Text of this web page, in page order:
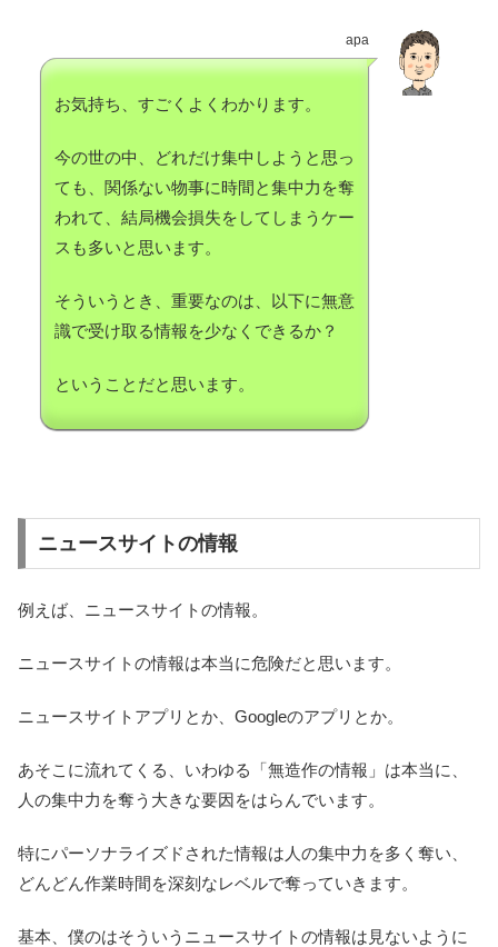
apa
お気持ち、すごくよくわかります。
今の世の中、どれだけ集中しようと思っ
ても、関係ない物事に時間と集中力を奪
われて、結局機会損失をしてしまうケー
スも多いと思います。
そういうとき、重要なのは、以下に無意
識で受け取る情報を少なくできるか？
ということだと思います。
ニュースサイトの情報
例えば、ニュースサイトの情報。
ニュースサイトの情報は本当に危険だと思います。
ニュースサイトアプリとか、Googleのアプリとか。
あそこに流れてくる、いわゆる「無造作の情報」は本当に、
人の集中力を奪う大きな要因をはらんでいます。
特にパーソナライズドされた情報は人の集中力を多く奪い、
どんどん作業時間を深刻なレベルで奪っていきます。
基本、僕のはそういうニュースサイトの情報は見ないように